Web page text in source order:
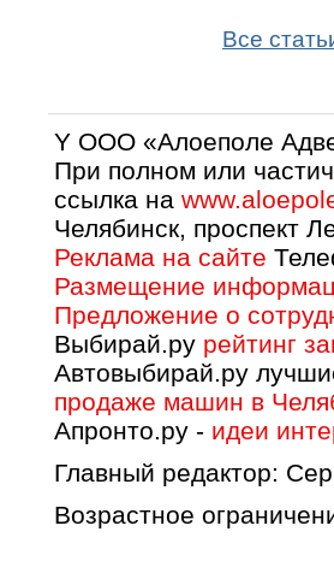
Все
Y OOO «Алоеполе
При полном или
ссылка на
Челябинск, проспект
Реклама на сайте
Размещение
Предложение о
Выбирай.ру рейтинг
Автовыбирай.ру
продаже машин в
Апронто.ру - идеи
Главный редактор:
Возрастное